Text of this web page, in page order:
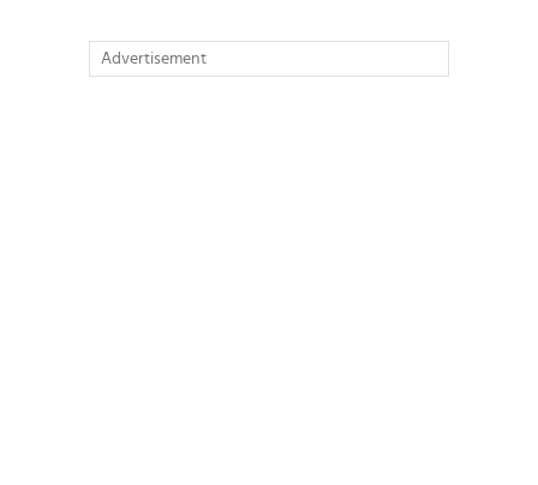
Advertisement